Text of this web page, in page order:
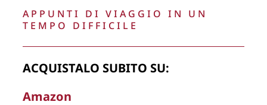
La Direzione stabilisce insindacabilmente di inserire,
rimuovere, oscurare, modificare, immagini e testi del sito, a
APPUNTI DI VIAGGIO IN UN
TEMPO DIFFICILE
ACQUISTALO SUBITO SU:
Amazon